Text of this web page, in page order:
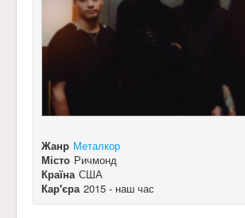
Жанр Металкор
Місто Ричмонд
Країна США
Кар'єра 2015 - наш час